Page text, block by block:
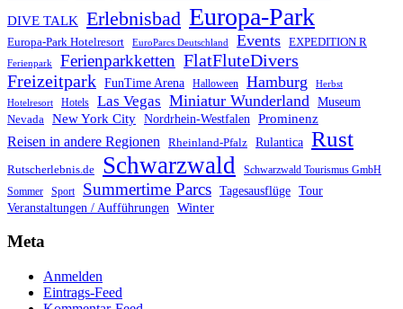
DIVE TALK Erlebnisbad Europa-Park
Europa-Park Hotelresort EuroParcs Deutschland Events EXPEDITION R
Ferienpark Ferienparkketten FlatFluteDivers
Freizeitpark FunTime Arena Halloween Hamburg Herbst
Hotelresort Hotels Las Vegas Miniatur Wunderland Museum
Nevada New York City Nordrhein-Westfalen
Prominenz
Reisen in andere Regionen
Rheinland-Pfalz Rulantica Rust
Rutscherlebnis.de Schwarzwald
Schwarzwald Tourismus GmbH
Sommer
Sport Summertime Parcs Tagesausflüge Tour
Veranstaltungen / Aufführungen
Winter
Meta
Anmelden
Eintrags-Feed